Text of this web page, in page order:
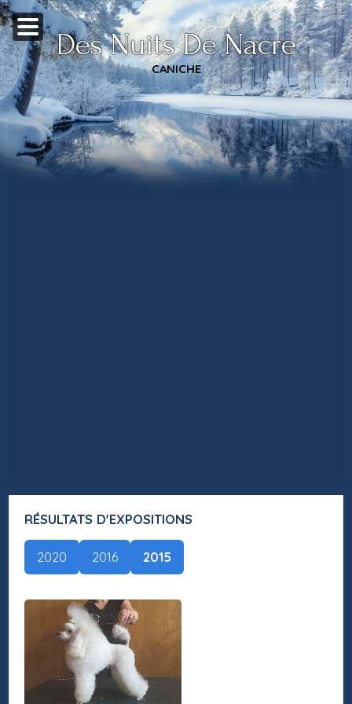
Des Nuits De Nacre
CANICHE
RÉSULTATS D'EXPOSITIONS
2020 2016 2015